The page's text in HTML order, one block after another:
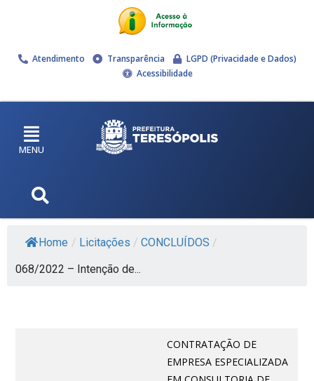
Atendimento Transparência
LGPD (Privacidade e Dados)
Acessibilidade
MENU
Home / Licitações / CONCLUÍDOS /
068/2022 – Intenção de...
CONTRATAÇÃO DE
EMPRESA ESPECIALIZADA